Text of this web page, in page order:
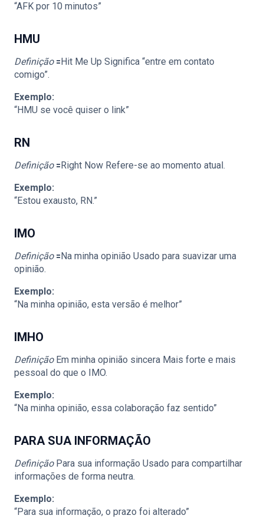
“AFK por 10 minutos”
HMU
Definição🟰Hit Me Up Significa “entre em contato
comigo”.
Exemplo:
“HMU se você quiser o link”
RN
Definição🟰Right Now Refere-se ao momento atual.
Exemplo:
“Estou exausto, RN.”
IMO
Definição🟰Na minha opinião Usado para suavizar uma
opinião.
Exemplo:
“Na minha opinião, esta versão é melhor”
IMHO
DefiniçãoEm minha opinião sincera Mais forte e mais
pessoal do que o IMO.
Exemplo:
“Na minha opinião, essa colaboração faz sentido”
PARA SUA INFORMAÇÃO
DefiniçãoPara sua informação Usado para compartilhar
informações de forma neutra.
Exemplo:
“Para sua informação, o prazo foi alterado”